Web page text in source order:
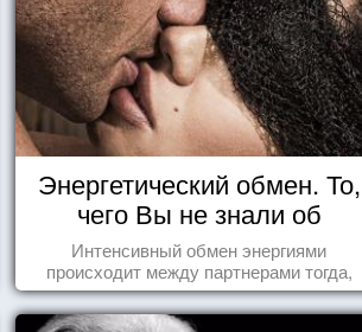
Энергетический обмен. То,
чего Вы не знали об
отношениях
Интенсивный обмен энергиями
происходит между партнерами тогда,
когда они испытывают симпатию друг к
другу...